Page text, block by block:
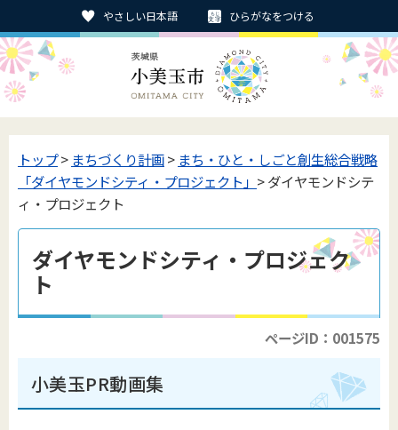
やさしい日本語 ひらがなをつける
トップ> まちづくり計画> まち・ひと・しごと創生総合戦略
「ダイヤモンドシティ・プロジェクト」 > ダイヤモンドシテ
ィ・プロジェクト
ダイヤモンドシティ・プロジェク
ト
ページID：001575
小美玉PR動画集